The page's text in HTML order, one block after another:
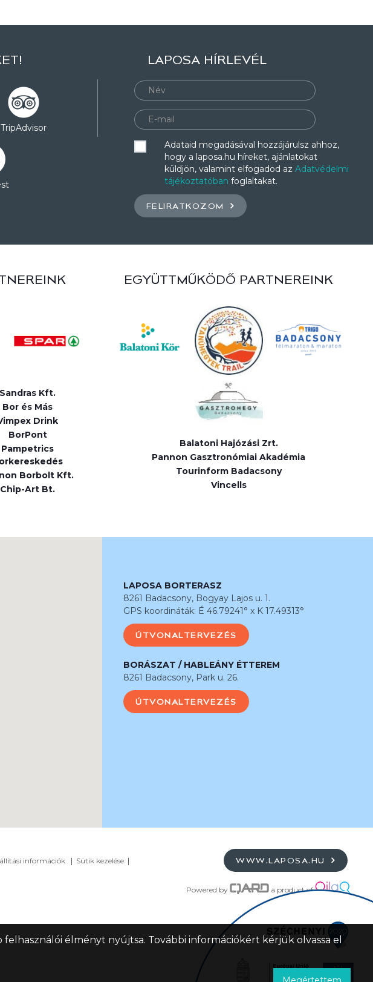
TripAdvisor
LAPOSA HÍRLEVÉL
Adataid megadásával hozzájárulsz ahhoz,
hogy a laposa.hu híreket, ajánlatokat
küldjön, valamint elfogadod az Adatvédelmi
tájékoztatóban foglaltakat.
FELIRATKOZOM
Sandras Kft.
Bor és Más
Drink
BorPont
Pampetrics
Borbolt Kft.
Chip-Art Bt.
EGYÜTTMŰKÖDŐ PARTNEREINK
Balatoni Hajózási Zrt.
Pannon Gasztronómiai Akadémia
Tourinform Badacsony
Vincells
LAPOSA BORTERASZ
8261 Badacsony, Bogyay Lajos u. 1.
GPS koordináták: É 46.79241° x K 17.49313°
ÚTVONALTERVEZÉS
BORÁSZAT / HABLEÁNY ÉTTEREM
8261 Badacsony, Park u. 26.
ÚTVONALTERVEZÉS
információk Sütik kezelése WWW.LAPOSA.HU
Powered by a product of
élményt nyújtsa. További információkért kérjük olvassa el